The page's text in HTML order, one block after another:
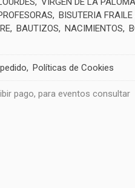
BISUTERIA FRAILE
BAUTIZOS NACIMIENTOS
Políticas de Cookies
pago, para eventos consultar